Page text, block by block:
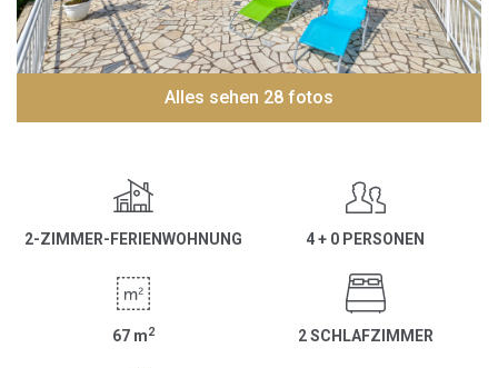
Alles sehen 28 fotos
2-ZIMMER-FERIENWOHNUNG 4 + 0 PERSONEN
67 m2 2 SCHLAFZIMMER